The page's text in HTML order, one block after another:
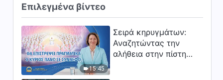
Επιλεγμένα βίντεο
15:45
Σειρά κηρυγμάτων:
Αναζητώντας την
αλήθεια στην πίστη